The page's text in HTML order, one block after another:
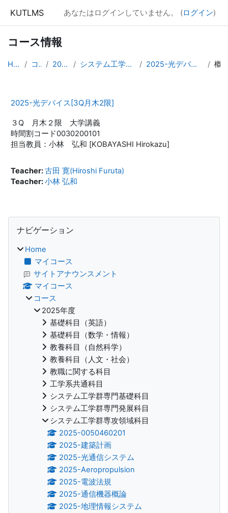
KUTLMS あなたはログインしていません。 (ログイン)
コース情報
Home コース 2025年度 システム工学群専攻領域科目 2025-光デバイス[3Q月木2限]
2025-光デバイス[3Q月木2限]
３Q 月木２限 大学講義
時間割コード0030200101
担当教員：小林 弘和 [KOBAYASHI Hirokazu]
Teacher:古田 寛(Hiroshi Furuta)
Teacher:小林 弘和
ブロック
ナビゲーション
Home
マイコース
サイトアナウンスメント
マイコース
コース
2025年度
基礎科目（英語）
基礎科目（数学・情報）
教養科目（自然科学）
教養科目（人文・社会）
教職に関する科目
工学系共通科目
システム工学群専門基礎科目
システム工学群専門発展科目
システム工学群専攻領域科目
2025-0050460201
2025-建築計画
2025-光通信システム
2025-Aeropropulsion
2025-電波法規
2025-通信機器概論
2025-地理情報システム